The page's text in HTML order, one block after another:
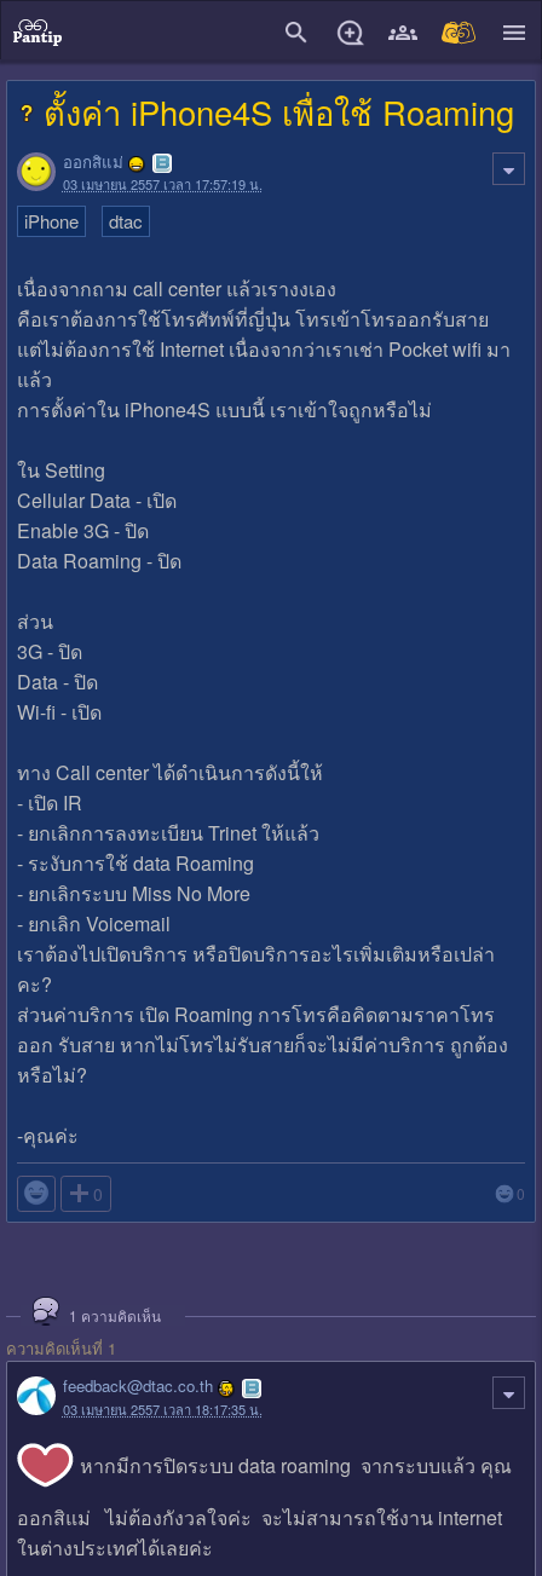
ตั้งค่า iPhone4S เพื่อใช้ Roaming
ออกสิแม่
03 เมษายน 2557 เวลา 17:57:19 น.
iPhone dtac
เนื่องจากถาม call center แล้วเรางงเอง
คือเราต้องการใช้โทรศัทพ์ที่ญี่ปุ่น โทรเข้าโทรออกรับสาย
แต่ไม่ต้องการใช้ Internet เนื่องจากว่าเราเช่า Pocket wifi มา
แล้ว
การตั้งค่าใน iPhone4S แบบนี้ เราเข้าใจถูกหรือไม่
ใน Setting
Cellular Data - เปิด
Enable 3G - ปิด
Data Roaming - ปิด
ส่วน
3G - ปิด
Data - ปิด
Wi-fi - เปิด
ทาง Call center ได้ดำเนินการดังนี้ให้
- เปิด IR
- ยกเลิกการลงทะเบียน Trinet ให้แล้ว
- ระงับการใช้ data Roaming
- ยกเลิกระบบ Miss No More
- ยกเลิก Voicemail
เราต้องไปเปิดบริการ หรือปิดบริการอะไรเพิ่มเติมหรือเปล่า
คะ?
ส่วนค่าบริการ เปิด Roaming การโทรคือคิดตามราคาโทร
ออก รับสาย หากไม่โทรไม่รับสายก็จะไม่มีค่าบริการ ถูกต้อง
หรือไม่?
-คุณค่ะ
 0 0
1 ความคิดเห็น
ความคิดเห็นที่ 1
feedback@dtac.co.th
03 เมษายน 2557 เวลา 18:17:35 น.
หากมีการปิดระบบ data roaming จากระบบแล้ว คุณ
ออกสิแม่ ไม่ต้องกังวลใจค่ะ จะไม่สามารถใช้งาน internet
ในต่างประเทศได้เลยค่ะ
close